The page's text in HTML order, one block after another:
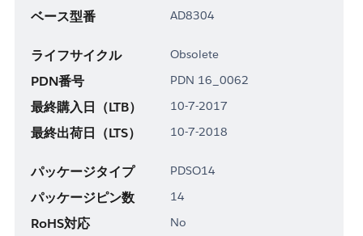
ベース型番 AD8304
ライフサイクル Obsolete
PDN番号 PDN 16_0062
最終購入日（LTB） 10-7-2017
最終出荷日（LTS） 10-7-2018
パッケージタイプ PDSO14
パッケージピン数 14
RoHS対応 No